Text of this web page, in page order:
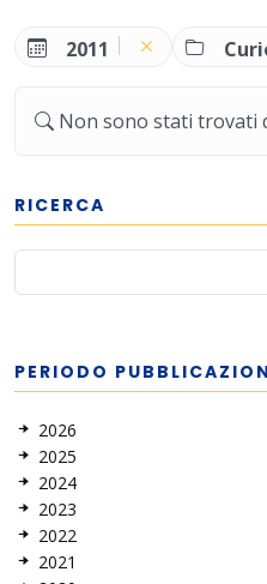
2011
Non sono stati trovati
RICERCA
PERIODO
2026
2025
2024
2023
2022
2021